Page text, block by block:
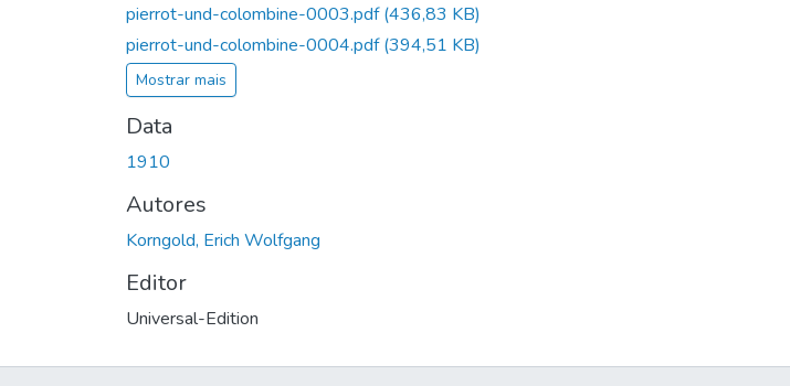
pierrot-und-colombine-0003.pdf(436,83 KB)
pierrot-und-colombine-0004.pdf(394,51 KB)
Mostrar mais
Data
1910
Autores
Korngold, Erich Wolfgang
Editor
Universal-Edition